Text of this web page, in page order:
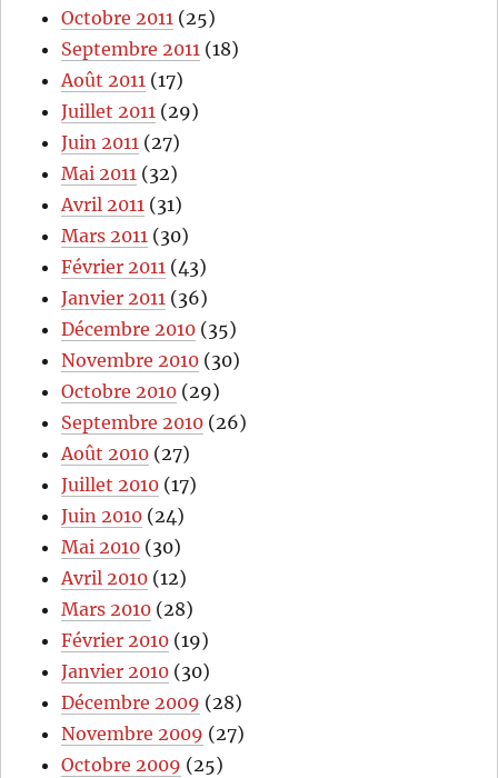
Octobre 2011 (25)
Septembre 2011 (18)
Août 2011 (17)
Juillet 2011 (29)
Juin 2011 (27)
Mai 2011 (32)
Avril 2011 (31)
Mars 2011 (30)
Février 2011 (43)
Janvier 2011 (36)
Décembre 2010 (35)
Novembre 2010 (30)
Octobre 2010 (29)
Septembre 2010 (26)
Août 2010 (27)
Juillet 2010 (17)
Juin 2010 (24)
Mai 2010 (30)
Avril 2010 (12)
Mars 2010 (28)
Février 2010 (19)
Janvier 2010 (30)
Décembre 2009 (28)
Novembre 2009 (27)
Octobre 2009 (25)